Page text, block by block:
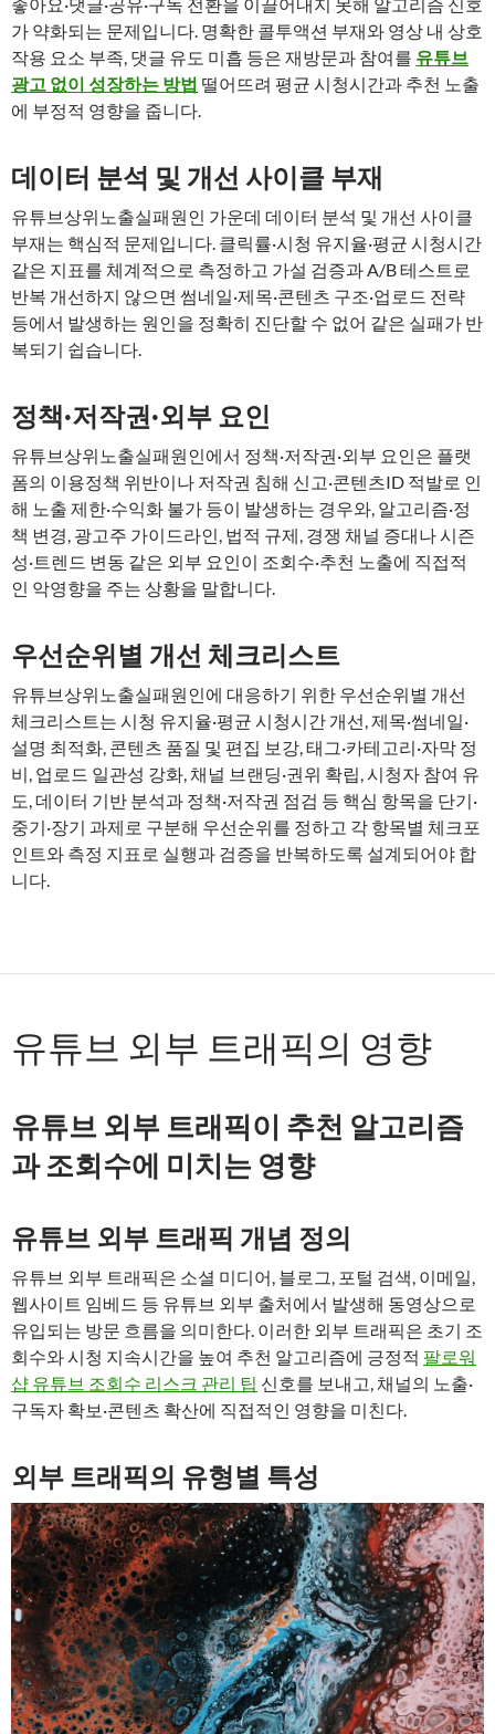
가 약화되는 문제입니다. 명확한 콜투액션 부재와 영상 내 상호
작용 요소 부족, 댓글 유도 미흡 등은 재방문과 참여를 유튜브
광고 없이 성장하는 방법 떨어뜨려 평균 시청시간과 추천 노출
에 부정적 영향을 줍니다.
데이터 분석 및 개선 사이클 부재
유튜브상위노출실패원인 가운데 데이터 분석 및 개선 사이클
부재는 핵심적 문제입니다. 클릭률·시청 유지율·평균 시청시간
같은 지표를 체계적으로 측정하고 가설 검증과 A/B 테스트로
반복 개선하지 않으면 썸네일·제목·콘텐츠 구조·업로드 전략
등에서 발생하는 원인을 정확히 진단할 수 없어 같은 실패가 반
복되기 쉽습니다.
정책·저작권·외부 요인
유튜브상위노출실패원인에서 정책·저작권·외부 요인은 플랫
폼의 이용정책 위반이나 저작권 침해 신고·콘텐츠ID 적발로 인
해 노출 제한·수익화 불가 등이 발생하는 경우와, 알고리즘·정
책 변경, 광고주 가이드라인, 법적 규제, 경쟁 채널 증대나 시즌
성·트렌드 변동 같은 외부 요인이 조회수·추천 노출에 직접적
인 악영향을 주는 상황을 말합니다.
우선순위별 개선 체크리스트
유튜브상위노출실패원인에 대응하기 위한 우선순위별 개선
체크리스트는 시청 유지율·평균 시청시간 개선, 제목·썸네일·
설명 최적화, 콘텐츠 품질 및 편집 보강, 태그·카테고리·자막 정
비, 업로드 일관성 강화, 채널 브랜딩·권위 확립, 시청자 참여 유
도, 데이터 기반 분석과 정책·저작권 점검 등 핵심 항목을 단기·
중기·장기 과제로 구분해 우선순위를 정하고 각 항목별 체크포
인트와 측정 지표로 실행과 검증을 반복하도록 설계되어야 합
니다.
유튜브 외부 트래픽의 영향
유튜브 외부 트래픽이 추천 알고리즘
과 조회수에 미치는 영향
유튜브 외부 트래픽 개념 정의
유튜브 외부 트래픽은 소셜 미디어, 블로그, 포털 검색, 이메일,
웹사이트 임베드 등 유튜브 외부 출처에서 발생해 동영상으로
유입되는 방문 흐름을 의미한다. 이러한 외부 트래픽은 초기 조
회수와 시청 지속시간을 높여 추천 알고리즘에 긍정적 팔로워
샵 유튜브 조회수 리스크 관리 팁 신호를 보내고, 채널의 노출·
구독자 확보·콘텐츠 확산에 직접적인 영향을 미친다.
외부 트래픽의 유형별 특성